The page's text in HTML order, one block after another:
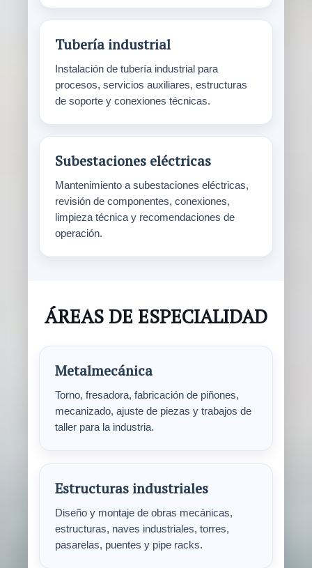
Tubería industrial
Instalación de tubería industrial para
procesos, servicios auxiliares, estructuras
de soporte y conexiones técnicas.
Subestaciones eléctricas
Mantenimiento a subestaciones eléctricas,
revisión de componentes, conexiones,
limpieza técnica y recomendaciones de
operación.
ÁREAS DE ESPECIALIDAD
Metalmecánica
Torno, fresadora, fabricación de piñones,
mecanizado, ajuste de piezas y trabajos de
taller para la industria.
Estructuras industriales
Diseño y montaje de obras mecánicas,
estructuras, naves industriales, torres,
pasarelas, puentes y pipe racks.